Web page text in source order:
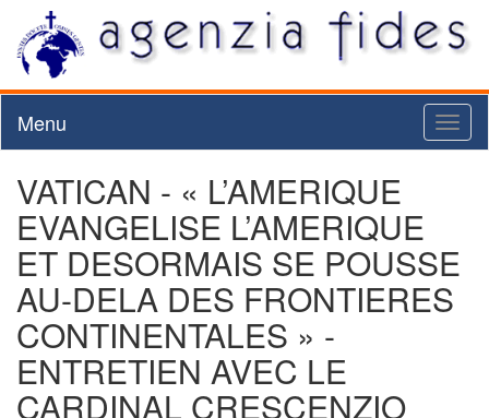
Menu
VATICAN - « L’AMERIQUE
EVANGELISE L’AMERIQUE
ET DESORMAIS SE POUSSE
AU-DELA DES FRONTIERES
CONTINENTALES » -
ENTRETIEN AVEC LE
CARDINAL CRESCENZIO